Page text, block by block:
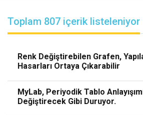
Toplam 807 içerik listeleniyor
Renk Değiştirebilen Grafen,
Hasarları Ortaya Çıkarabilir
MyLab, Periyodik Tablo
Değiştirecek Gibi Duruyor.